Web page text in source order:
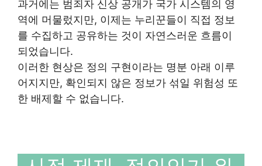
과거에는 범죄자 신상 공개가 국가 시스템의 영
역에 머물렀지만, 이제는 누리꾼들이 직접 정보
를 수집하고 공유하는 것이 자연스러운 흐름이
되었습니다.
이러한 현상은 정의 구현이라는 명분 아래 이루
어지지만, 확인되지 않은 정보가 섞일 위험성 또
한 배제할 수 없습니다.